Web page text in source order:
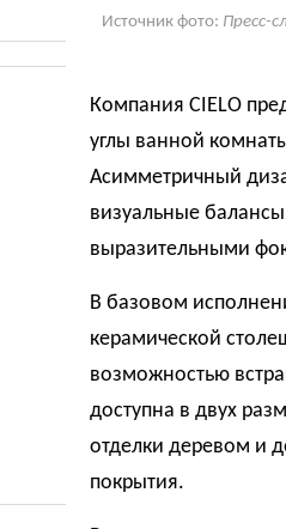
Источник фото: Пресс-
Компания CIELO
углы ванной
Асимметричный
визуальные
выразительными
В базовом
керамической
возможностью
доступна в двух
отделки деревом и
покрытия.